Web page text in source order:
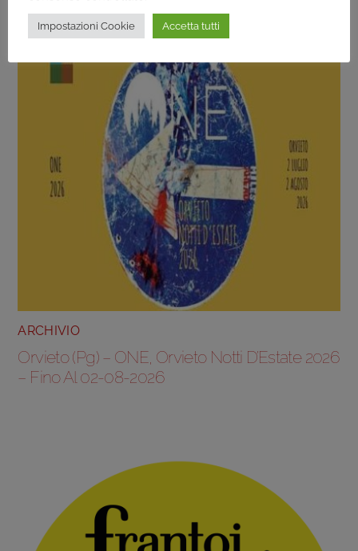
30/07/2026 Al 19/08/2026
ARCHIVIO
Orvieto (Pg) – ONE, Orvieto Notti D’Estate 2026
– Fino Al 02-08-2026
Impostazioni Cookie Accetta tutti